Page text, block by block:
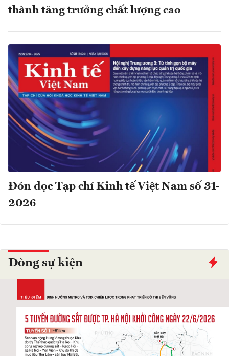
Dòng sự kiện
thành tăng trưởng chất lượng cao
Đón đọc Tạp chí Kinh tế Việt Nam số 31-
2026